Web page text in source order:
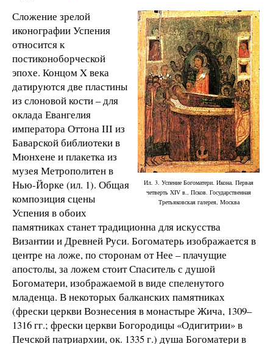
Ил. 3. Успение Богоматери. Икона. Первая
четверть XIV в., Псков. Государственная
Третьяковская галерея, Москва
Сложение зрелой
иконографии Успения
относится к
постиконоборческой
эпохе. Концом X века
датируются две пластины
из слоновой кости – для
оклада Евангелия
императора Оттона III из
Баварской библиотеки в
Мюнхене и плакетка из
музея Метрополитен в
Нью-Йорке (ил. 1). Общая
композиция сцены
Успения в обоих
памятниках станет традиционна для искусства
Византии и Древней Руси. Богоматерь изображается в
центре на ложе, по сторонам от Нее – плачущие
апостолы, за ложем стоит Спаситель с душой
Богоматери, изображаемой в виде спеленутого
младенца. В некоторых балканских памятниках
(фрески церкви Вознесения в монастыре Жича, 1309–
1316 гг.; фрески церкви Богородицы «Одигитрии» в
Печской патриархии, ок. 1335 г.) душа Богоматери в